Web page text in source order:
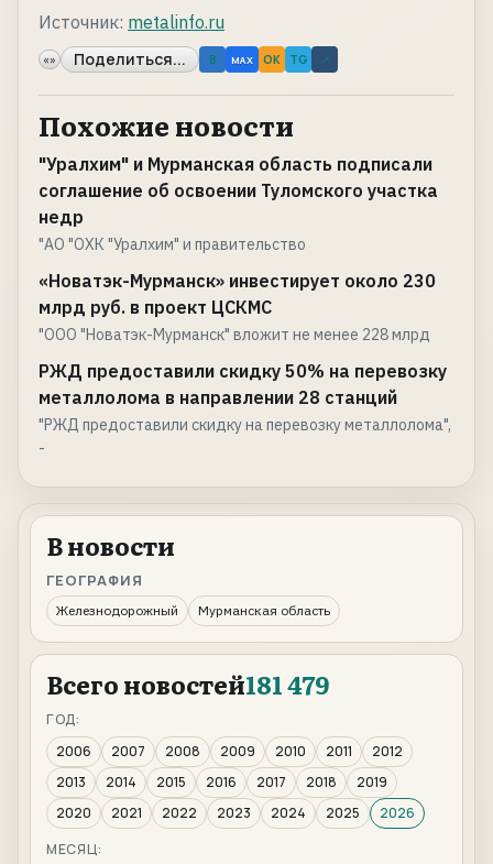
Источник: metalinfo.ru
«» Поделиться... B MAX OK TG ↗
Похожие новости
"Уралхим" и Мурманская область подписали
соглашение об освоении Туломского участка
недр
"АО "ОХК "Уралхим" и правительство
«Новатэк-Мурманск» инвестирует около 230
млрд руб. в проект ЦСКМС
"ООО "Новатэк-Мурманск" вложит не менее 228 млрд
РЖД предоставили скидку 50% на перевозку
металлолома в направлении 28 станций
"РЖД предоставили скидку на перевозку металлолома",
-
В новости
ГЕОГРАФИЯ
Железнодорожный Мурманская область
Всего новостей181 479
ГОД:
2006
2007 2008 2009 2010 2011
2012
2013
2014 2015 2016 2017 2018
2019
2020
2021 2022 2023 2024 2025
2026
МЕСЯЦ: